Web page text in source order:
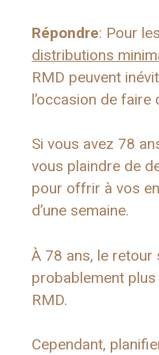
Répondre: Pour
distributions
RMD peuvent
l’occasion de
Si vous avez 78
vous plaindre de
pour offrir à vos
d’une semaine.
À 78 ans, le retour
probablement
RMD.
Cependant,